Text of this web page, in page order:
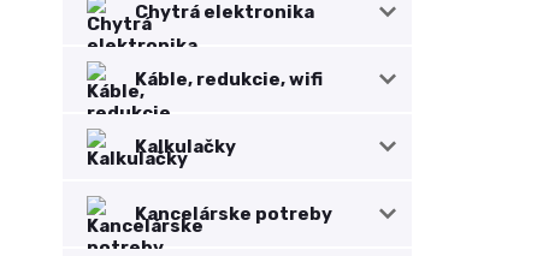
Chytrá elektronika
Káble, redukcie, wifi
Kalkulačky
Kancelárske potreby